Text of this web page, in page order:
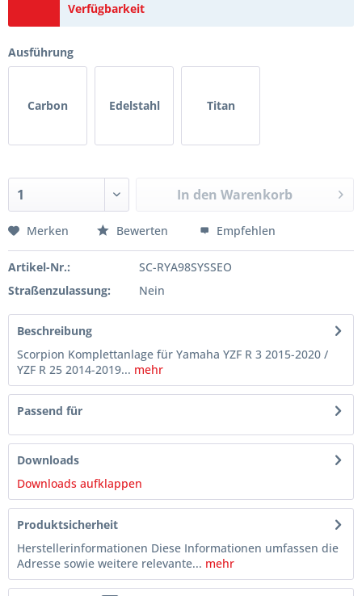
Verfügbarkeit
Ausführung
Carbon Edelstahl Titan
In den Warenkorb
Merken Bewerten Empfehlen
Artikel-Nr.:
SC-RYA98SYSSEO
Straßenzulassung:
Nein
Beschreibung
Scorpion Komplettanlage für Yamaha YZF R 3 2015-2020 /
YZF R 25 2014-2019... mehr
Passend für
Downloads
Downloads aufklappen
Produktsicherheit
Herstellerinformationen Diese Informationen umfassen die
Adresse sowie weitere relevante... mehr